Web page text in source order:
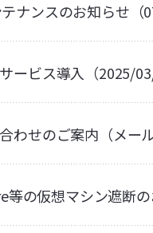
ナンスのお知らせ（
ービス導入（2025/
合わせのご案内（メー
等の仮想マシン遮断